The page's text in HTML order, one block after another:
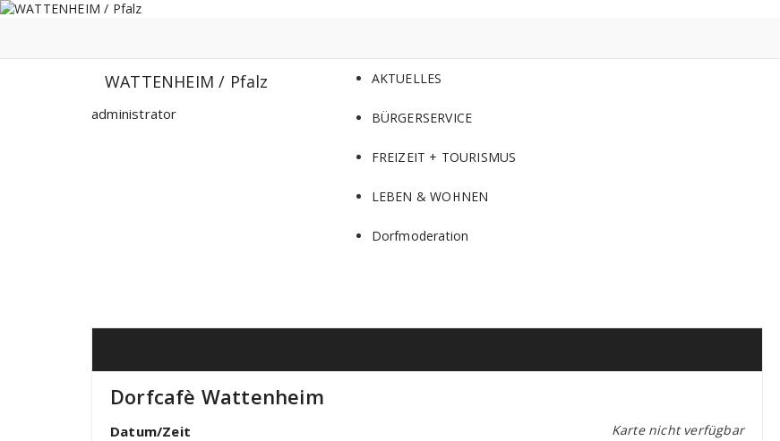
Zum
WATTENHEIM / Pfalz
administrator
AKTUELLES
BÜRGERSERVICE
FREIZEIT + TOURISMUS
LEBEN & WOHNEN
Dorfmoderation
Dorfcafè Wattenheim
Karte nicht verfügbar
Datum/Zeit